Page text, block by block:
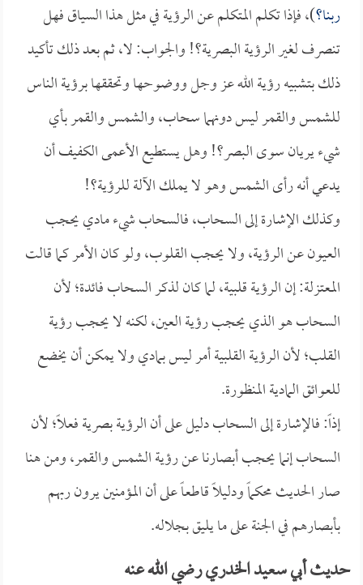
ربنا؟)، فإذا تكلم المتكلم عن الرؤية في مثل هذا السياق فهل
تنصرف لغير الرؤية البصرية؟! والجواب: لا، ثم بعد ذلك تأكيد
ذلك بتشبيه رؤية الله عز وجل ووضوحها وتحققها برؤية الناس
للشمس والقمر ليس دونهما سحاب، والشمس والقمر بأي
شيء يريان سوى البصر؟! وهل يستطيع الأعمى الكفيف أن
يدعي أنه رأى الشمس وهو لا يملك الآلة للرؤية؟!
وكذلك الإشارة إلى السحاب، فالسحاب شيء مادي يحجب
العيون عن الرؤية، ولا يحجب القلوب، ولو كان الأمر كما قالت
المعتزلة: إن الرؤية قلبية، لما كان لذكر السحاب فائدة؛ لأن
السحاب هو الذي يحجب رؤية العين، لكنه لا يحجب رؤية
القلب؛ لأن الرؤية القلبية أمر ليس بمادي ولا يمكن أن يخضع
للعوائق المادية المنظورة.
إذاً: فالإشارة إلى السحاب دليل على أن الرؤية بصرية فعلاً؛ لأن
السحاب إنما يحجب أبصارنا عن رؤية الشمس والقمر، ومن هنا
صار الحديث محكماً ودليلاً قاطعاً على أن المؤمنين يرون ربهم
بأبصارهم في الجنة على ما يليق بجلاله.
حديث أبي سعيد الخدري رضي الله عنه